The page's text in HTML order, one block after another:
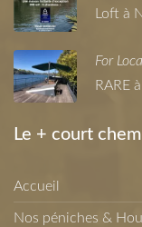
Loft à
For
RARE
Le + court
Accueil
Nos péniches &